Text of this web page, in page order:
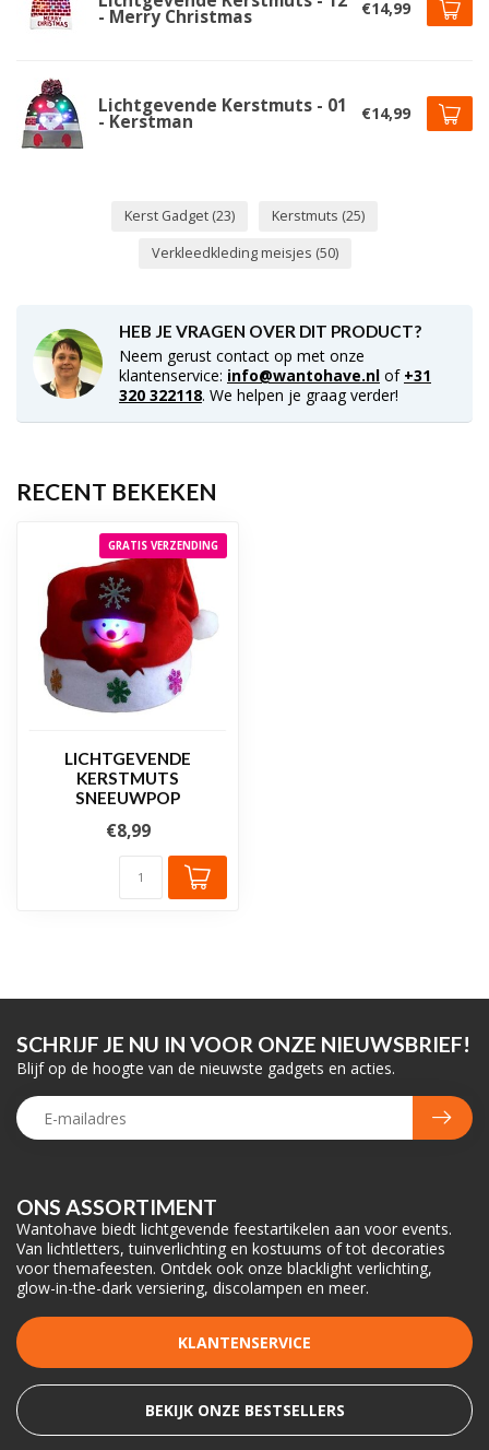
- Merry Christmas €14,99
Lichtgevende Kerstmuts - 01
- Kerstman €14,99
Kerst Gadget (23) Kerstmuts (25)
Verkleedkleding meisjes (50)
HEB JE VRAGEN OVER DIT PRODUCT?
Neem gerust contact op met onze
klantenservice: info@wantohave.nl of +31
320 322118. We helpen je graag verder!
RECENT BEKEKEN
GRATIS VERZENDING
LICHTGEVENDE
KERSTMUTS
SNEEUWPOP
€8,99
ONS ASSORTIMENT
Wantohave biedt lichtgevende feestartikelen aan voor events.
Van lichtletters, tuinverlichting en kostuums of tot decoraties
voor themafeesten. Ontdek ook onze blacklight verlichting,
glow-in-the-dark versiering, discolampen en meer.
KLANTENSERVICE
BEKIJK ONZE BESTSELLERS
SCHRIJF JE NU IN VOOR ONZE NIEUWSBRIEF!
Blijf op de hoogte van de nieuwste gadgets en acties.